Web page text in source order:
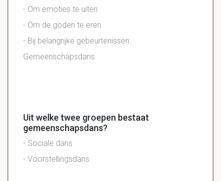
- Om emoties te uiten
- Om de goden te eren
- Bij belangrijke gebeurtenissen.
Gemeenschapsdans.
Uit welke twee groepen bestaat
gemeenschapsdans?
- Sociale dans
- Voorstellingsdans.